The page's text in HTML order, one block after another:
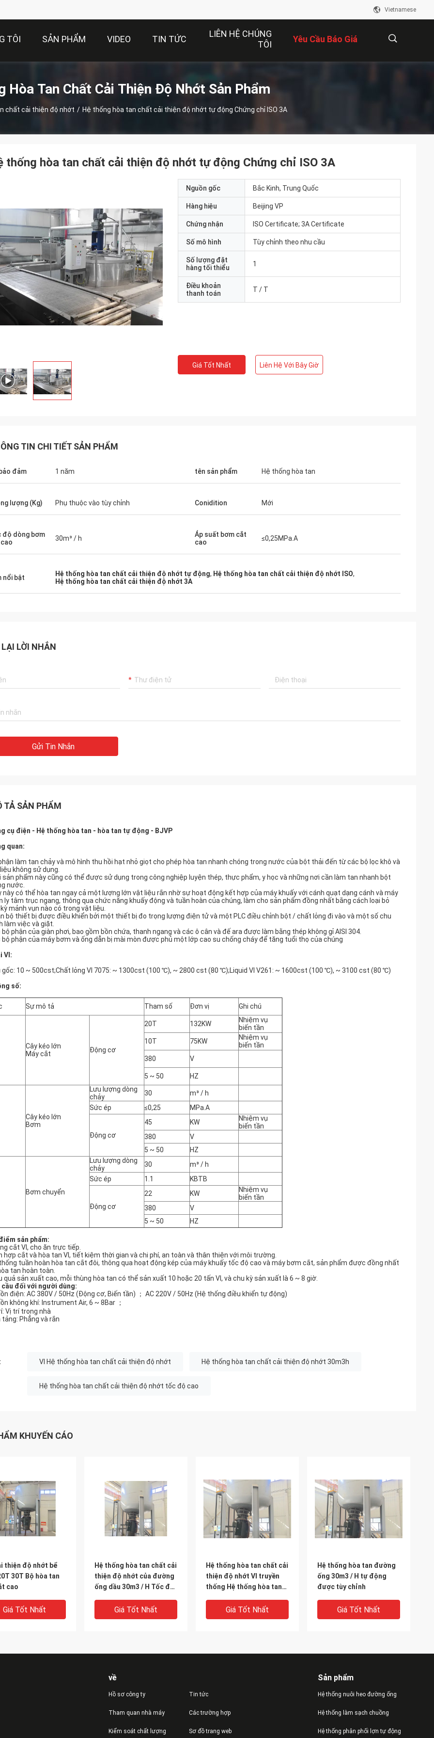
Vietnamese
TÔI SẢN PHẨM VIDEO TIN TỨC
LIÊN HỆ CHÚNG
TÔI
Yêu Cầu Báo Giá
Hòa Tan Chất Cải Thiện Độ Nhớt Sản Phẩm
chất cải thiện độ nhớt / Hệ thống hòa tan chất cải thiện độ nhớt tự động Chứng chỉ ISO 3A
thống hòa tan chất cải thiện độ nhớt tự động Chứng chỉ ISO 3A
Nguồn gốc Bắc Kinh, Trung Quốc
Hàng hiệu Beijing VP
Chứng nhận ISO Certificate; 3A Certificate
Số mô hình Tùy chỉnh theo nhu cầu
Số lượng đặt
hàng tối thiểu
1
Điều khoản
thanh toán
T / T
Giá Tốt Nhất Liên Hệ Với Bây Giờ
TIN CHI TIẾT SẢN PHẨM
đảm 1 năm tên sản phẩm Hệ thống hòa tan
lượng (Kg) Phụ thuộc vào tùy chỉnh Conidition Mới
độ dòng bơm
30m³ / h
Áp suất bơm cắt
cao
≤0,25MPa.A
nổi bật Hệ thống hòa tan chất cải thiện độ nhớt tự động, Hệ thống hòa tan chất cải thiện độ nhớt ISO,
Hệ thống hòa tan chất cải thiện độ nhớt 3A
LỜI NHẮN
Gửi Tin Nhắn
TẢ SẢN PHẨM
cụ điện - Hệ thống hòa tan - hòa tan tự động - BJVP
quan:
làm tan chảy và mô hình thu hồi hạt nhỏ giọt cho phép hòa tan nhanh chóng trong nước của bột thải đến từ các bộ lọc khô và
không sử dụng.
sản phẩm này cũng có thể được sử dụng trong công nghiệp luyện thép, thực phẩm, y học và những nơi cần làm tan nhanh bột
nước.
này có thể hòa tan ngay cả một lượng lớn vật liệu rắn nhờ sự hoạt động kết hợp của máy khuấy với cánh quạt dạng cánh và máy
ly tâm trục ngang, thông qua chức năng khuấy động và tuần hoàn của chúng, làm cho sản phẩm đồng nhất bằng cách loại bỏ
mảnh vụn nào có trong vật liệu.
bộ thiết bị được điều khiển bởi một thiết bị đo trọng lượng điện tử và một PLC điều chỉnh bột / chất lỏng đi vào và một số chu
làm việc và giặt.
bộ phận của giàn phơi, bao gồm bồn chứa, thanh ngang và các ô cân và đế ara được làm bằng thép không gỉ AlSI 304.
bộ phận của máy bơm và ống dẫn bị mài mòn được phủ một lớp cao su chống cháy để tăng tuổi thọ của chúng
VI:
gốc: 10 ~ 500cst;Chất lỏng VI 7075: ~ 1300cst (100 ℃), ~ 2800 cst (80 ℃);Liquid VI V261: ~ 1600cst (100 ℃), ~ 3100 cst (80 ℃)
số:
Sự mô tả Tham số Đơn vị Ghi chú
Cây kéo lớn
Máy cắt
Động cơ
20T 132KW
Nhiệm vụ
biến tần
10T
75KW
Nhiệm vụ
biến tần
380
V
5 ~ 50 HZ
Cây kéo lớn
Bơm
Lưu lượng dòng
chảy
30
m³ / h
Sức ép
≤0,25 MPa.A
Động cơ
45 KW
Nhiệm vụ
biến tần
380
V
5 ~ 50
HZ
Bơm chuyển
Lưu lượng dòng
chảy
30
m³ / h
Sức ép
1.1 KBTB
Động cơ
22 KW
Nhiệm vụ
biến tần
380
V
5 ~ 50
HZ
sản phẩm:
cắt VI, cho ăn trực tiếp.
hợp cắt và hòa tan VI, tiết kiệm thời gian và chi phí, an toàn và thân thiện với môi trường.
tuần hoàn hòa tan cắt đôi, thông qua hoạt động kép của máy khuấy tốc độ cao và máy bơm cắt, sản phẩm được đồng nhất
tan hoàn toàn.
quả sản xuất cao, mỗi thùng hòa tan có thể sản xuất 10 hoặc 20 tấn VI, và chu kỳ sản xuất là 6 ~ 8 giờ.
cầu đối với người dùng:
điện: AC 380V / 50Hz (Động cơ, Biến tần) ； AC 220V / 50Hz (Hệ thống điều khiển tự động)
không khí: Instrument Air, 6 ~ 8Bar ；
Vị trí trong nhà
tảng: Phẳng và rắn
VI Hệ thống hòa tan chất cải thiện độ nhớt Hệ thống hòa tan chất cải thiện độ nhớt 30m3h
Hệ thống hòa tan chất cải thiện độ nhớt tốc độ cao
KHUYẾN CÁO
thiện độ nhớt bể
30T Bộ hòa tan
cao
Giá Tốt Nhất
Hệ thống hòa tan chất cải
thiện độ nhớt của đường
ống dầu 30m3 / H Tốc độ
Giá Tốt Nhất
Hệ thống hòa tan chất cải
thiện độ nhớt VI truyền
thống Hệ thống hòa tan
Giá Tốt Nhất
Hệ thống hòa tan đường
ống 30m3 / H tự động
được tùy chỉnh
Giá Tốt Nhất
về
Hồ sơ công ty
Tham quan nhà máy
Kiểm soát chất lượng
Tin tức
Các trường hợp
Sơ đồ trang web
Sản phẩm
Hệ thống nuôi heo đường ống
Hệ thống làm sạch chuồng
Hệ thống phân phối lợn tự động